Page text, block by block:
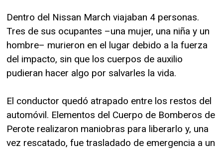
Dentro del Nissan March viajaban 4 personas.
Tres de sus ocupantes –una mujer, una niña y un
hombre– murieron en el lugar debido a la fuerza
del impacto, sin que los cuerpos de auxilio
pudieran hacer algo por salvarles la vida.
El conductor quedó atrapado entre los restos del
automóvil. Elementos del Cuerpo de Bomberos de
Perote realizaron maniobras para liberarlo y, una
vez rescatado, fue trasladado de emergencia a un